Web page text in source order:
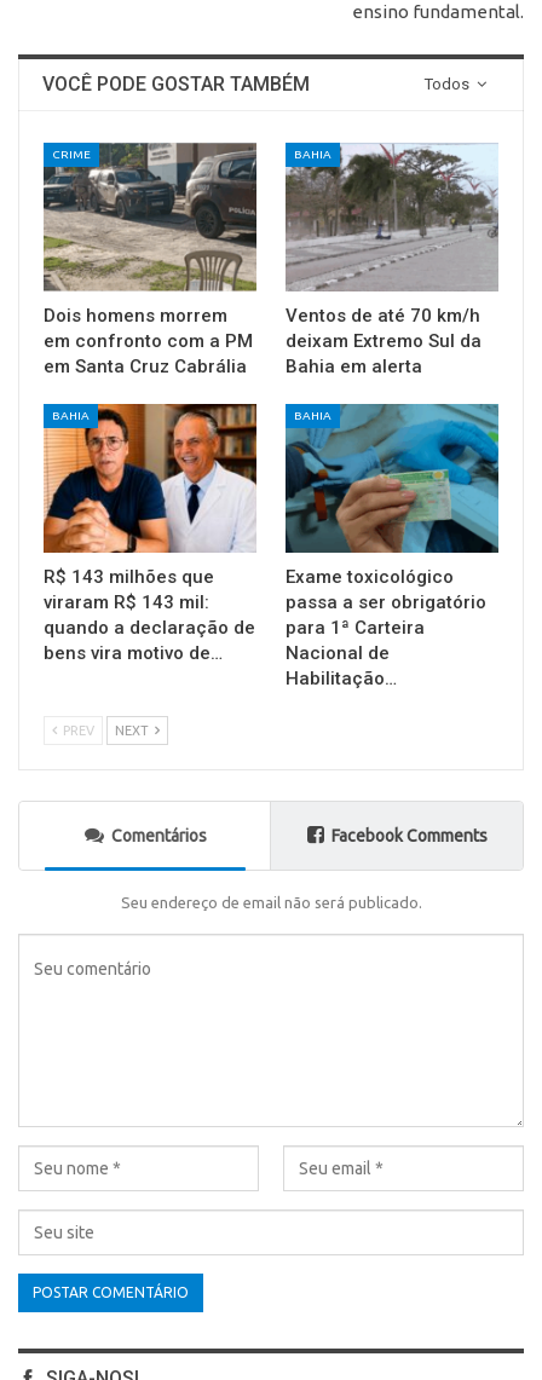
ensino fundamental.
Todos
VOCÊ PODE GOSTAR TAMBÉM
CRIME
Dois homens morrem
em confronto com a PM
em Santa Cruz Cabrália
BAHIA
Ventos de até 70 km/h
deixam Extremo Sul da
Bahia em alerta
BAHIA
R$ 143 milhões que
viraram R$ 143 mil:
quando a declaração de
bens vira motivo de…
BAHIA
Exame toxicológico
passa a ser obrigatório
para 1ª Carteira
Nacional de
Habilitação…
PREV NEXT
Comentários Facebook Comments
Seu endereço de email não será publicado.